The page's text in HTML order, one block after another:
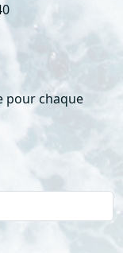
pour chaque